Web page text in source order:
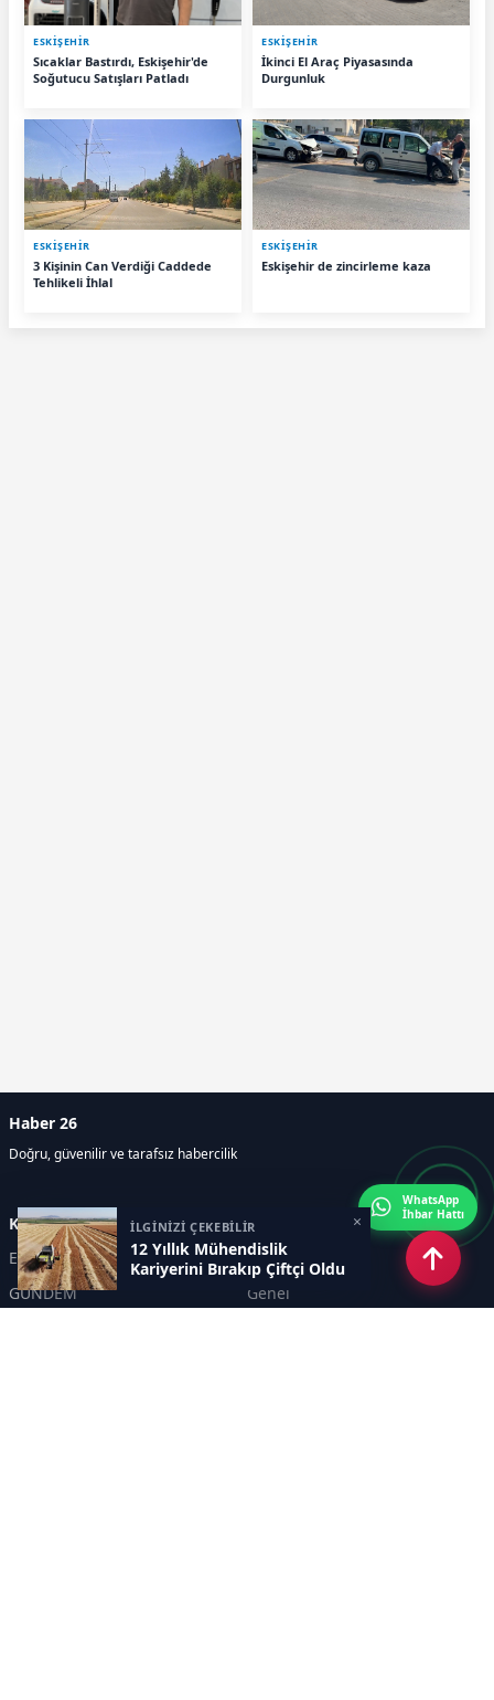
ESKIŞEHIR
Sıcaklar Bastırdı, Eskişehir'de
Soğutucu Satışları Patladı
ESKIŞEHIR
İkinci El Araç Piyasasında
Durgunluk
ESKIŞEHIR
3 Kişinin Can Verdiği Caddede
Tehlikeli İhlal
ESKIŞEHIR
Eskişehir de zincirleme kaza
İLGİNİZİ ÇEKEBİLİR
12 Yıllık Mühendislik
Kariyerini Bırakıp Çiftçi Oldu
×
Haber 26
Doğru, güvenilir ve tarafsız habercilik
Kategoriler
Eskişehir
SPOR
GÜNDEM
Genel
WhatsApp
İhbar Hattı